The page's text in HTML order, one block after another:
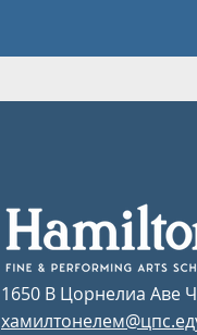
1650 В Цорнелиа Аве